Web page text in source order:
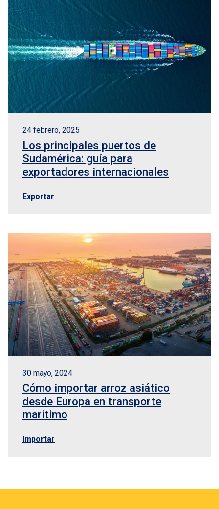
24 febrero, 2025
Los principales puertos de
Sudamérica: guía para
exportadores internacionales
Exportar
30 mayo, 2024
Cómo importar arroz asiático
desde Europa en transporte
marítimo
Importar